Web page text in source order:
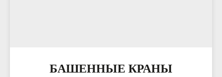
БАШЕННЫЕ КРАНЫ